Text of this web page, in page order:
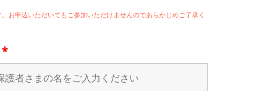
お申込いただいてもご参加いただけませんのであらかじめご了承く
*